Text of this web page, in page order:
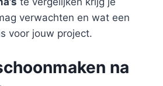
verwachten en wat een
voor jouw project.
na